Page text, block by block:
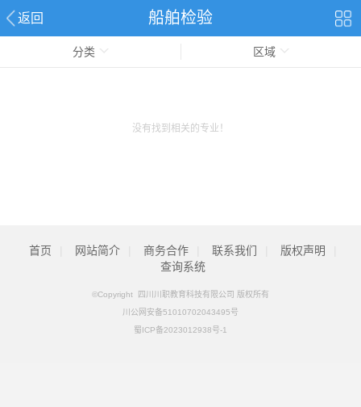
返回 船舶检验
分类 区域
没有找到相关的专业！
首页 网站简介 商务合作 联系我们 版权声明
查询系统
©Copyright 四川川职教育科技有限公司 版权所有
川公网安备51010702043495号
蜀ICP备2023012938号-1